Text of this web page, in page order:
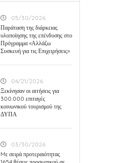
05/30/2026
Παράταση της διάρκειας
υλοποίησης της επένδυσης στο
Πρόγραμμα «Αλλάζω
Συσκευή για τις Επιχειρήσεις»
04/21/2026
Ξεκίνησαν οι αιτήσεις για
300.000 επιταγές
κοινωνικού τουρισμού της
ΔΥΠΑ
03/30/2026
Mε σειρά προτεραιότητας